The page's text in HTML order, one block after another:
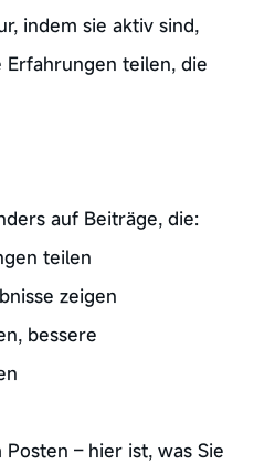
indem sie aktiv sind,
teilen, die
auf Beiträge, die:
teilen
zeigen
bessere
– hier ist, was Sie